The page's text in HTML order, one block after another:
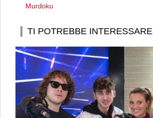
Murdoku
TI POTREBBE INTERESSARE